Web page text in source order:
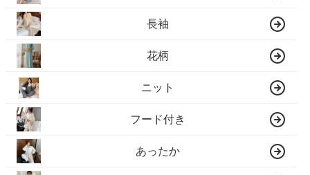
長袖
花柄
ニット
フード付き
あったか